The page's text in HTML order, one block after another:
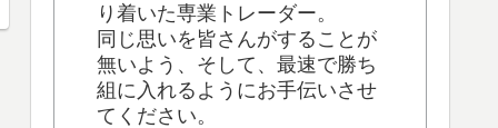
り着いた専業トレーダー。
同じ思いを皆さんがすることが
無いよう、そして、最速で勝ち
組に入れるようにお手伝いさせ
てください。